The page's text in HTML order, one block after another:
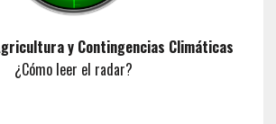
y Contingencias Climáticas
¿Cómo leer el radar?